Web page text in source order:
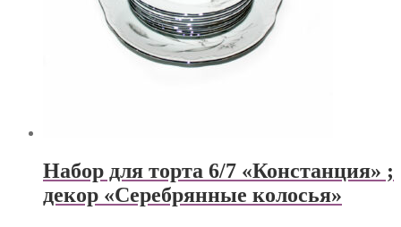
Набор для торта 6/7 «Констанция» ;
декор «Серебрянные колосья»